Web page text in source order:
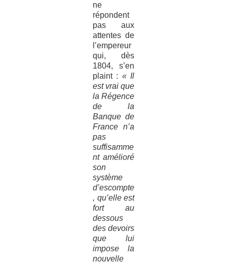
ne
répondent
pas aux
attentes de
l’empereur
qui, dès
1804, s’en
plaint : « Il
est vrai que
la Régence
de la
Banque de
France n’a
pas
suffisamme
nt amélioré
son
système
d’escompte
, qu’elle est
fort au
dessous
des devoirs
que lui
impose la
nouvelle